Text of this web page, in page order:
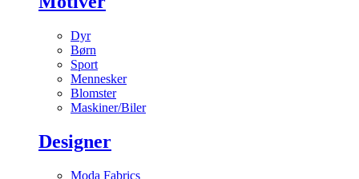
Dyr
Børn
Sport
Mennesker
Blomster
Maskiner/Biler
Designer
Moda Fabrics